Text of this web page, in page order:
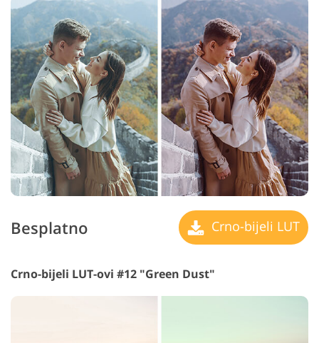
Besplatno Crno-bijeli LUT
Crno-bijeli LUT-ovi #12 "Green Dust"